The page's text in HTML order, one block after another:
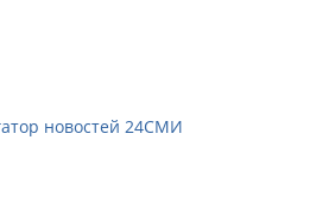
новостей 24СМИ